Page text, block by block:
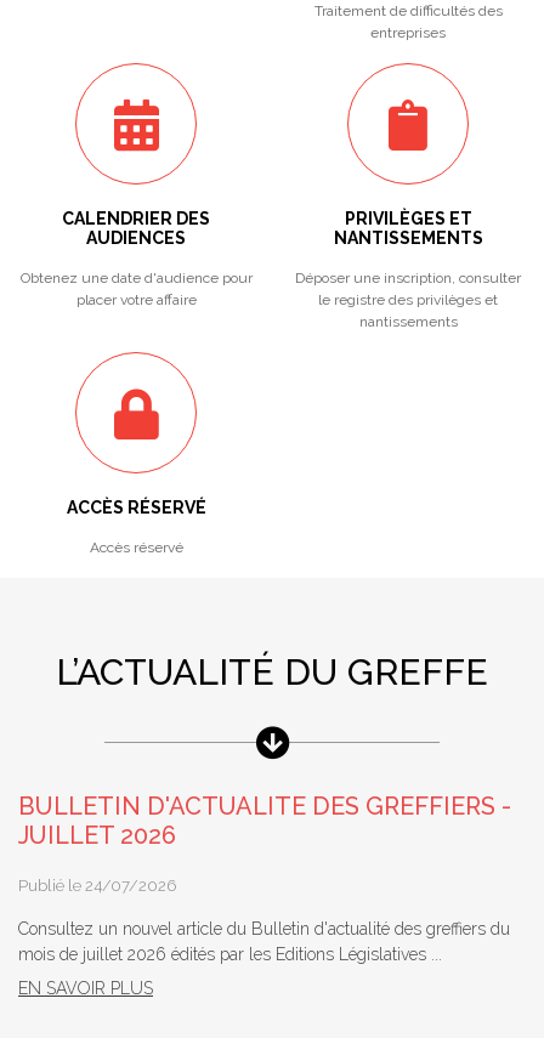
Traitement de difficultés des
entreprises
CALENDRIER DES
AUDIENCES
Obtenez une date d'audience pour
placer votre affaire
PRIVILÈGES ET
NANTISSEMENTS
Déposer une inscription, consulter
le registre des privilèges et
nantissements
ACCÈS RÉSERVÉ
Accès réservé
L’ACTUALITÉ DU GREFFE
BULLETIN D'ACTUALITE DES GREFFIERS -
JUILLET 2026
Publié le 24/07/2026
Consultez un nouvel article du Bulletin d'actualité des greffiers du
mois de juillet 2026 édités par les Editions Législatives ...
EN SAVOIR PLUS